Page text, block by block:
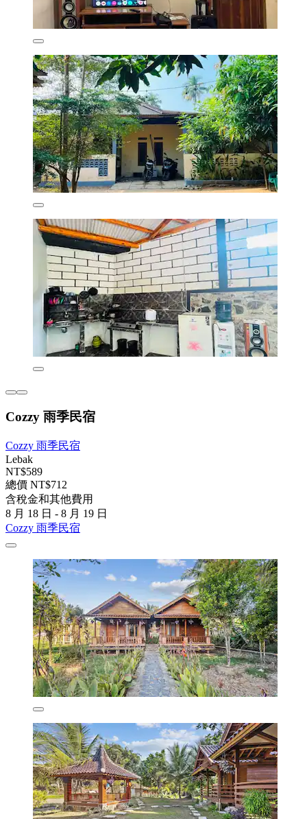
Cozzy 雨季民宿
Cozzy 雨季民宿
Lebak
NT$589
總價 NT$712
含稅金和其他費用
8 月 18 日 - 8 月 19 日
Cozzy 雨季民宿